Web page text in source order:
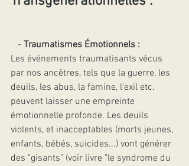
   -
Traumatismes Émotionnels :
Les événements traumatisants vécus
par nos ancêtres, tels que la guerre, les
deuils, les abus, la famine, l'exil etc.
peuvent laisser une empreinte
émotionnelle profonde. Les deuils
violents, et inacceptables (morts jeunes,
enfants, bébés, suicides...) vont générer
des "gisants" (voir livre "le syndrome du